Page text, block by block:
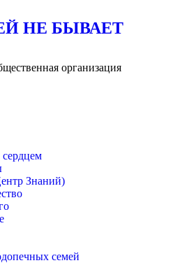
НЕ БЫВАЕТ
организация
Знаний)
семей